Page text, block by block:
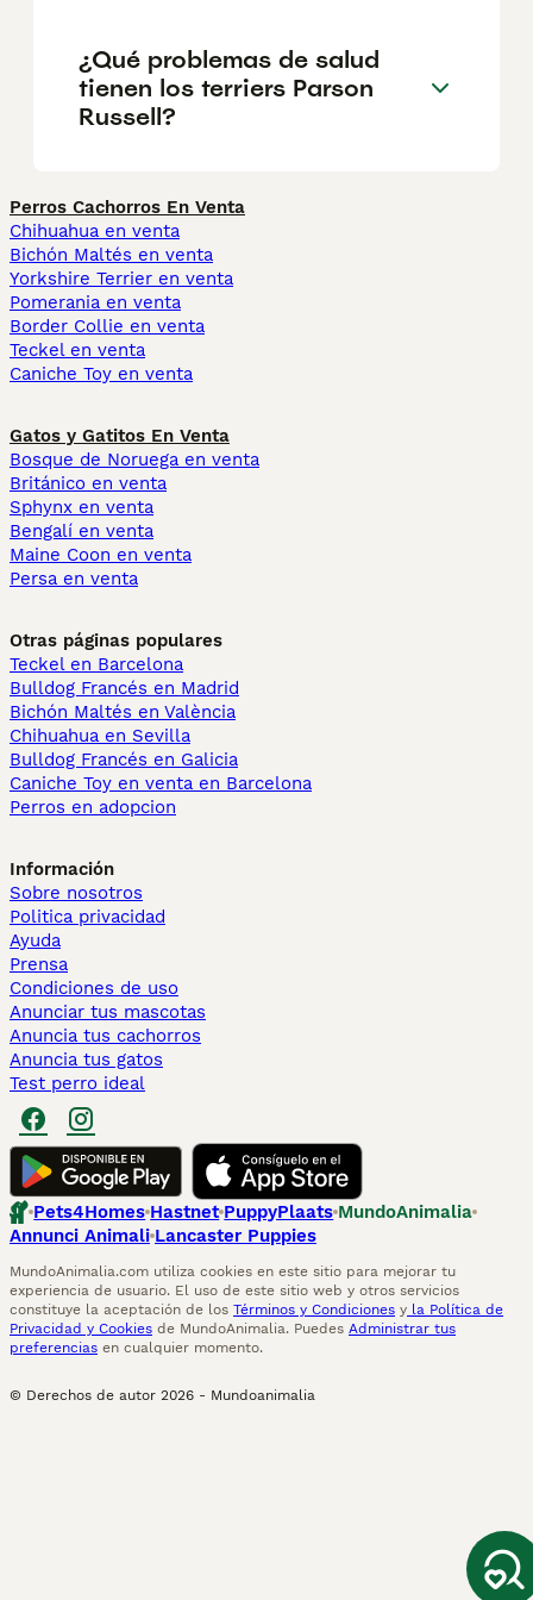
¿Qué problemas de salud
tienen los terriers Parson
Russell?
Perros Cachorros En Venta
Chihuahua en venta
Bichón Maltés en venta
Yorkshire Terrier en venta
Pomerania en venta
Border Collie en venta
Teckel en venta
Caniche Toy en venta
Gatos y Gatitos En Venta
Bosque de Noruega en venta
Británico en venta
Sphynx en venta
Bengalí en venta
Maine Coon en venta
Persa en venta
Otras páginas populares
Teckel en Barcelona
Bulldog Francés en Madrid
Bichón Maltés en València
Chihuahua en Sevilla
Bulldog Francés en Galicia
Caniche Toy en venta en Barcelona
Perros en adopcion
Información
Sobre nosotros
Politica privacidad
Ayuda
Prensa
Condiciones de uso
Anunciar tus mascotas
Anuncia tus cachorros
Anuncia tus gatos
Test perro ideal
Pets4Homes Hastnet PuppyPlaats MundoAnimalia
Annunci Animali Lancaster Puppies
MundoAnimalia.com utiliza cookies en este sitio para mejorar tu
experiencia de usuario. El uso de este sitio web y otros servicios
constituye la aceptación de los Términos y Condiciones y la Política de
Privacidad y Cookies de MundoAnimalia. Puedes Administrar tus
preferencias en cualquier momento.
© Derechos de autor 2026 - Mundoanimalia